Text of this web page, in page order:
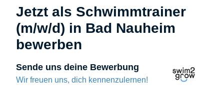
Jetzt als Schwimmtrainer
(m/w/d) in Bad Nauheim
bewerben
Sende uns deine Bewerbung
Wir freuen uns, dich kennenzulernen!